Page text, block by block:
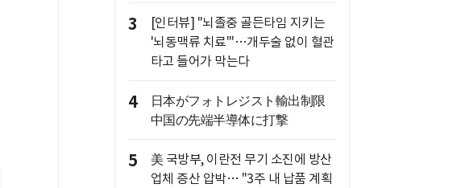
3
[인터뷰] "뇌졸중 골든타임 지키는
'뇌동맥류 치료'"…개두술 없이 혈관
타고 들어가 막는다
4
日本がフォトレジスト輸出制限
中国の先端半導体に打撃
5
美 국방부, 이란전 무기 소진에 방산
업체 증산 압박… "3주 내 납품 계획